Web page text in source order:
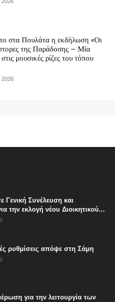
Γενική Συνέλευση και
την εκλογή νέου Διοικητικού...
ρυθμίσεις απόψε στη Σάμη
για την λειτουργία των